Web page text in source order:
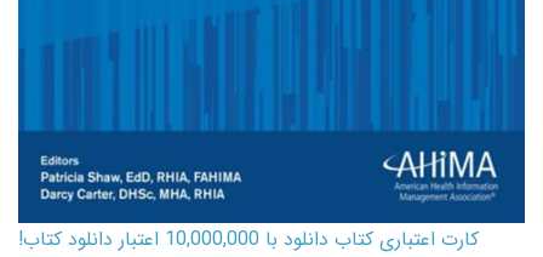
کارت اعتباری کتاب دانلود با 10,000,000 اعتبار دانلود کتاب!